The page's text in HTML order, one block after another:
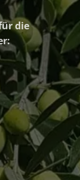
die